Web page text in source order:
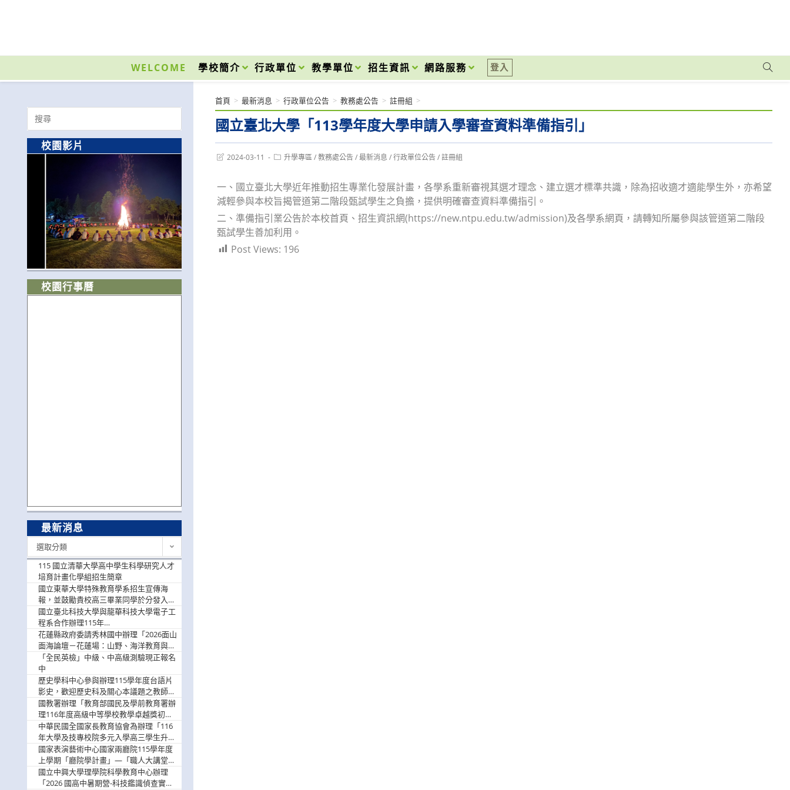
內
WELCOME 學校簡介 行政單位 教學單位 招生資訊 網路服務 登入
國立臺北大學「113學年度大學申請入學審查資料準備指引」
首頁 > 最新消息 > 行政單位公告 > 教務處公告 > 註冊組 >
Post2024-03-11
Post升學專區 / 教務處公告 / 最新消息 / 行政單位公告 / 註冊組
一、國立臺北大學近年推動招生專業化發展計畫，各學系重新審視其選才理念、建立選才標準共識，除為招收適才適能學生外，亦希望
減輕參與本校旨揭管道第二階段甄試學生之負擔，提供明確審查資料準備指引。
二、準備指引業公告於本校首頁、招生資訊網(https://new.ntpu.edu.tw/admission)及各學系網頁，請轉知所屬參與該管道第二階段
甄試學生善加利用。
Post Views: 196
Search
for:
校園影片
校園行事曆
最新消息
選取分類
115 國立清華大學高中學生科學研究人才
培育計畫化學組招生簡章
國立東華大學特殊教育學系招生宣傳海
報，並鼓勵貴校高三畢業同學於分發入學
階段踴躍選填。
國立臺北科技大學與龍華科技大學電子工
程系合作辦理115年
「115.08.10~08.12「AI賦能應用於智慧半
導體研習營」，歡迎學生踴躍報名參加
花蓮縣政府委請秀林國中辦理「2026面山
面海論壇－花蓮場：山野、海洋教育與戶
外安全實務課程」，歡迎踴躍報名參加
「全民英檢」中級、中高級測驗現正報名
中
歷史學科中心參與辦理115學年度台語片
影史，歡迎歷史科及關心本議題之教師踴
躍報名參加
國教署辦理「教育部國民及學前教育署辦
理116年度高級中等學校教學卓越獎初選
實施計畫」，鼓勵教師踴躍報名
中華民國全國家長教育協會為辦理「116
年大學及技專校院多元入學高三學生升學
輔導家長說明會」
國家表演藝術中心國家兩廳院115學年度
上學期「廳院學計畫」—「職人大講堂」
及「一日體驗課程」，鼓勵踴躍報名參
與。
國立中興大學理學院科學教育中心辦理
「2026 國高中暑期營-科技鑑識偵查實戰